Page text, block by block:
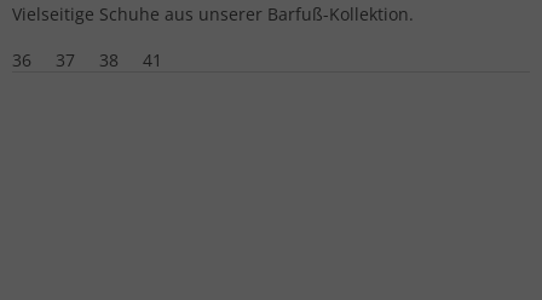
Vielseitige Schuhe aus unserer Barfuß-Kollektion.
36
37 38 41